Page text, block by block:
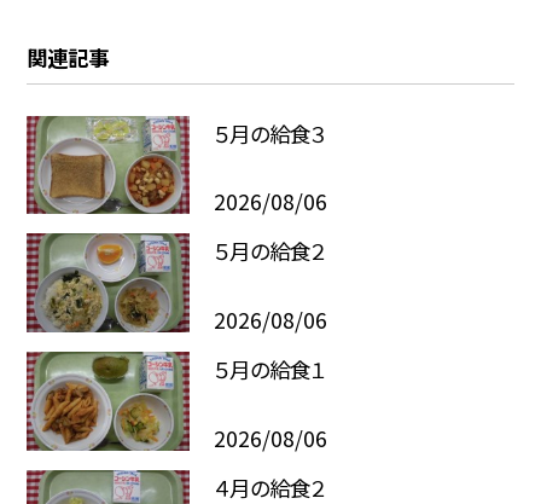
関連記事
５月の給食３
2026/08/06
５月の給食２
2026/08/06
５月の給食１
2026/08/06
４月の給食２